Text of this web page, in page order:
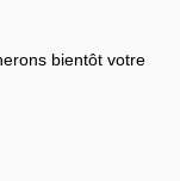
bientôt votre